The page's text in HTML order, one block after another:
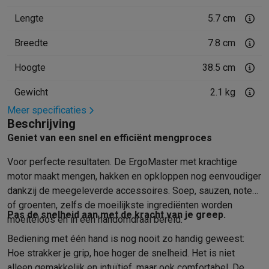
Mondhygiëne
Opzetborstels
Lichaamsontharing
Ladyshaves
Massage
Nek &
Gezondheid
Bloeddrukmeters
Voor de baby
Babyfoons
TV, audio & foto
TV & beamersTV TV's met soundbar2026 TVLG TV
Hoofdtelefoons & oortjes KoptelefoonsDraadloze
SpeakersSpeakersBluetooth speakersSmart speakersParty
Muziek in huisRadio's & wekkersPlatenspelersHifi-ketens
NavigatieDashcamsGPSCoyoteGPS accessoires
TV & audio accessoiresSteunenKabelsDraagbare
Fototoestellen Digitale camera'sInstant camera'sCanon
VideoGoProAction cams DronesCamcorder
Lengte 5.7 cm
Breedte 7.8 cm
Hoogte 38.5 cm
Gewicht
2.1 kg
Meer specificaties
Beschrijving
Geniet van een snel en efficiënt mengproces
Voor perfecte resultaten. De ErgoMaster met krachtige
motor maakt mengen, hakken en opkloppen nog eenvoudiger
dankzij de meegeleverde accessoires. Soep, sauzen, noten
of groenten, zelfs de moeilijkste ingrediënten worden
moeiteloos en in een handomdraai bereid.
Pas de snelheid aan met de kracht van je greep.
Bediening met één hand is nog nooit zo handig geweest:
Hoe strakker je grip, hoe hoger de snelheid. Het is niet